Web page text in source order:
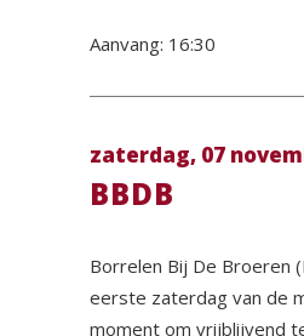
Aanvang: 16:30
zaterdag, 07
BBDB
Borrelen Bij De Broeren
eerste zaterdag van de
moment om vrijblijvend